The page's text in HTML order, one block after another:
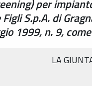
per
S.p.A. di
1999, n. 9,
LA